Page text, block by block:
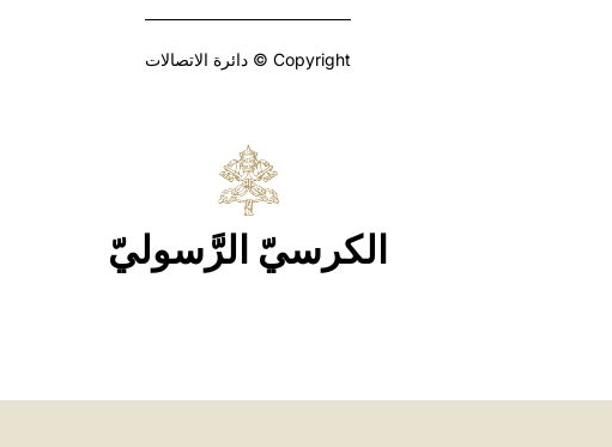
Copyright © دائرة الاتصالات
الكرسيّ الرَّسوليّ